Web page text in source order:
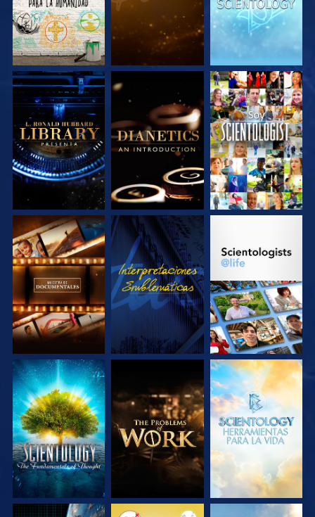
EXPLORA LAS
SERIES
EXPLORA LAS
SERIES
VE
EXPLORA LAS
SERIES
VE
EXPLORA LAS
EXPLORA LAS
SERIES
EXPLORA LAS
SERIES
EXPLORA LAS
SERIES